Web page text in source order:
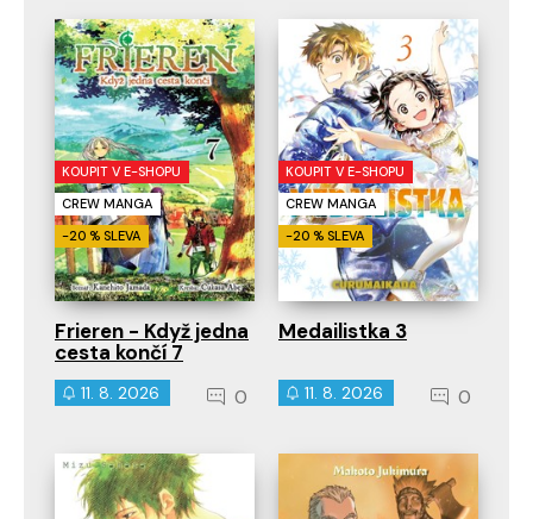
KOUPIT V E-SHOPU
CREW MANGA
-20 % SLEVA
Frieren - Když jedna
cesta končí 7
11. 8. 2026 0
KOUPIT V E-SHOPU
CREW MANGA
-20 % SLEVA
Medailistka 3
11. 8. 2026 0